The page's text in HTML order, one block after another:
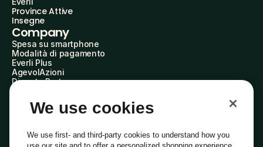
Province Attive
Insegne
Company
Spesa su smartphone
Modalità di pagamento
Everli Plus
AgevolAzioni
Diventa Partner
Everli Shoppers
About Us
Everli News
Domande frequenti
We use cookies
We use first- and third-party cookies to understand how you